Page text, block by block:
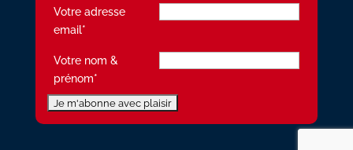
Votre adresse
email*
Votre nom &
prénom*